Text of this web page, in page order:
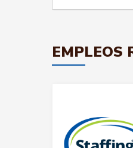
EMPLEOS